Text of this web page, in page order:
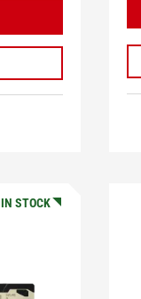
IN STOCK